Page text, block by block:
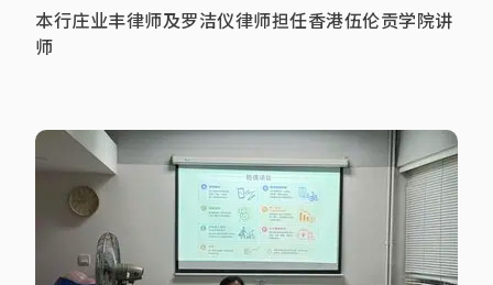
本行庄业丰律师及罗洁仪律师担任香港伍伦贡学院讲
师